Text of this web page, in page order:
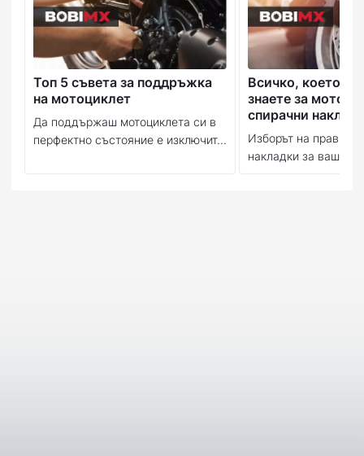
Топ 5 съвета за поддръжка
на мотоциклет
Да поддържаш мотоциклета си в
перфектно състояние е изключит...
Всичко, което
знаете за
спирачни
Изборът на
накладки за вашия